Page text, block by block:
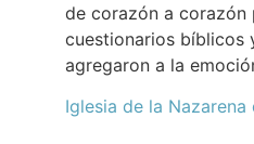
de corazón a corazón
cuestionarios bíblicos
agregaron a la
Iglesia de la